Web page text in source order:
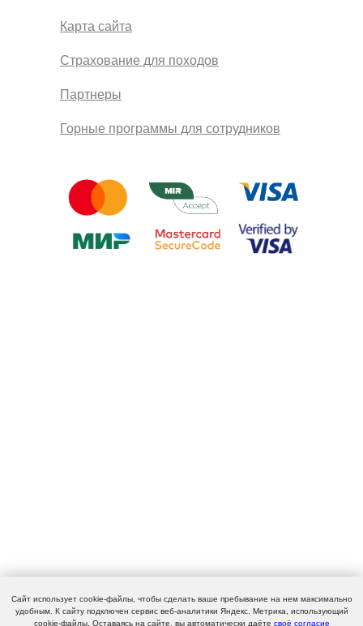
Карта сайта
Партнеры
Страхование для походов
Горные программы для сотрудников
Сайт использует cookie-файлы, чтобы сделать ваше пребывание на нем максимально
удобным. К cайту подключен сервис веб-аналитики Яндекс. Метрика, использующий
cookie-файлы. Оставаясь на сайте, вы автоматически даёте своё согласие